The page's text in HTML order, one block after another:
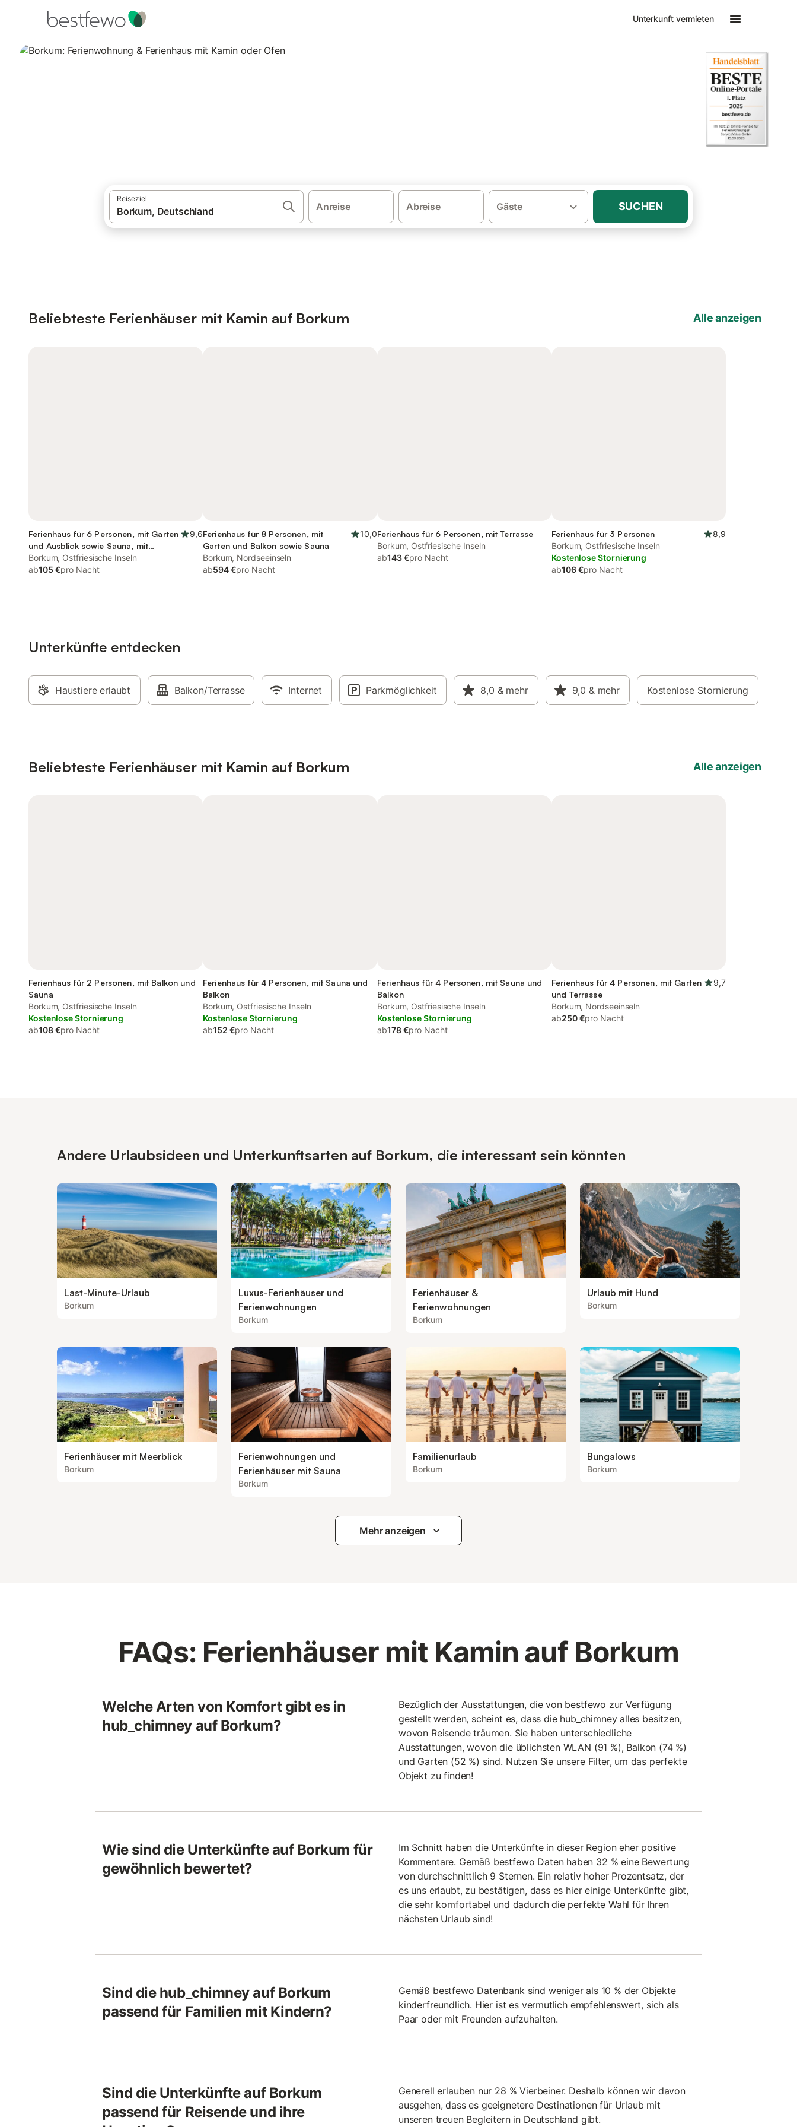
Unterkunft vermieten
Reiseziel
Anreise Abreise Gäste SUCHEN
Beliebteste Ferienhäuser mit Kamin auf Borkum Alle anzeigen
Ferienhaus für 6 Personen, mit Garten
und Ausblick sowie Sauna, mit
Haustier
9,6
Borkum, Ostfriesische Inseln
ab105 €pro Nacht
Ferienhaus für 8 Personen, mit
Garten und Balkon sowie Sauna
10,0
Borkum, Nordseeinseln
ab594 €pro Nacht
Ferienhaus für 6 Personen, mit Terrasse
Borkum, Ostfriesische Inseln
ab143 €pro Nacht
Ferienhaus für 3 Personen
8,9
Borkum, Ostfriesische Inseln
Kostenlose Stornierung
ab106 €pro Nacht
Unterkünfte entdecken
Haustiere erlaubt Balkon/Terrasse Internet Parkmöglichkeit 8,0 & mehr 9,0 & mehr Kostenlose Stornierung
Beliebteste Ferienhäuser mit Kamin auf Borkum Alle anzeigen
Ferienhaus für 2 Personen, mit Balkon und
Sauna
Borkum, Ostfriesische Inseln
Kostenlose Stornierung
ab108 €pro Nacht
Ferienhaus für 4 Personen, mit Sauna und
Balkon
Borkum, Ostfriesische Inseln
Kostenlose Stornierung
ab152 €pro Nacht
Ferienhaus für 4 Personen, mit Sauna und
Balkon
Borkum, Ostfriesische Inseln
Kostenlose Stornierung
ab178 €pro Nacht
Ferienhaus für 4 Personen, mit Garten
und Terrasse
9,7
Borkum, Nordseeinseln
ab250 €pro Nacht
Andere Urlaubsideen und Unterkunftsarten auf Borkum, die interessant sein könnten
Last-Minute-Urlaub
Borkum
Luxus-Ferienhäuser und
Ferienwohnungen
Borkum
Ferienhäuser &
Ferienwohnungen
Borkum
Urlaub mit Hund
Borkum
Ferienhäuser mit Meerblick
Borkum
Ferienwohnungen und
Ferienhäuser mit Sauna
Borkum
Familienurlaub
Borkum
Bungalows
Borkum
Mehr anzeigen
FAQs: Ferienhäuser mit Kamin auf Borkum
Welche Arten von Komfort gibt es in
hub_chimney auf Borkum?
Bezüglich der Ausstattungen, die von bestfewo zur Verfügung
gestellt werden, scheint es, dass die hub_chimney alles besitzen,
wovon Reisende träumen. Sie haben unterschiedliche
Ausstattungen, wovon die üblichsten WLAN (91 %), Balkon (74 %)
und Garten (52 %) sind. Nutzen Sie unsere Filter, um das perfekte
Objekt zu finden!
Wie sind die Unterkünfte auf Borkum für
gewöhnlich bewertet?
Im Schnitt haben die Unterkünfte in dieser Region eher positive
Kommentare. Gemäß bestfewo Daten haben 32 % eine Bewertung
von durchschnittlich 9 Sternen. Ein relativ hoher Prozentsatz, der
es uns erlaubt, zu bestätigen, dass es hier einige Unterkünfte gibt,
die sehr komfortabel und dadurch die perfekte Wahl für Ihren
nächsten Urlaub sind!
Sind die hub_chimney auf Borkum
passend für Familien mit Kindern?
Gemäß bestfewo Datenbank sind weniger als 10 % der Objekte
kinderfreundlich. Hier ist es vermutlich empfehlenswert, sich als
Paar oder mit Freunden aufzuhalten.
Sind die Unterkünfte auf Borkum
passend für Reisende und ihre
Generell erlauben nur 28 % Vierbeiner. Deshalb können wir davon
ausgehen, dass es geeignetere Destinationen für Urlaub mit
unseren treuen Begleitern in Deutschland gibt.